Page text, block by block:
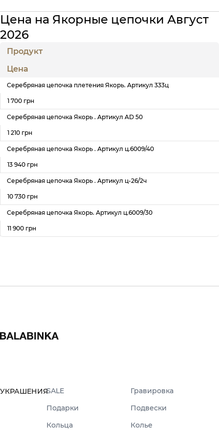
Цена на Якорные цепочки Август
2026
Продукт
Цена
Серебряная цепочка плетения Якорь. Артикул 333ц
1 700 грн
Серебряная цепочка Якорь . Артикул AD 50
1 210 грн
Серебряная цепочка Якорь . Артикул ц.6009/40
13 940 грн
Серебряная цепочка Якорь . Артикул ц-26/2ч
10 730 грн
Серебряная цепочка Якорь. Артикул ц.6009/30
11 900 грн
УКРАШЕНИЯSALE
Гравировка
Подарки
Подвески
Кольца
Колье